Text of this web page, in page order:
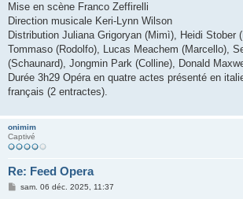
Mise en scène Franco Zeffirelli
Direction musicale Keri-Lynn Wilson
Distribution Juliana Grigoryan (Mimì), Heidi Stober
Tommaso (Rodolfo), Lucas Meachem (Marcello),
(Schaunard), Jongmin Park (Colline), Donald
Durée 3h29 Opéra en quatre actes présenté en
français (2 entractes).
onimim
Captivé
Re: Feed Opera
Msam. 06 déc. 2025, 11:37